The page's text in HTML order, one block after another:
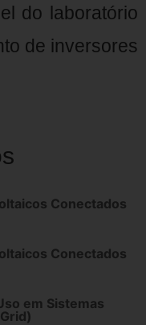
do laboratório
de inversores
Conectados
Conectados
em Sistemas